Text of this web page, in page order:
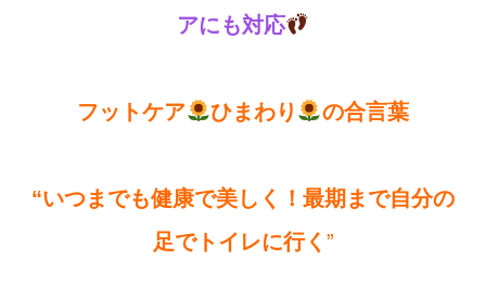
アにも対応
フットケア ひまわり の合言葉
“いつまでも健康で美しく！最期まで自分の
足でトイレに行く ”